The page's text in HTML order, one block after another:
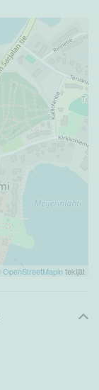
OpenStreetMapintekijät